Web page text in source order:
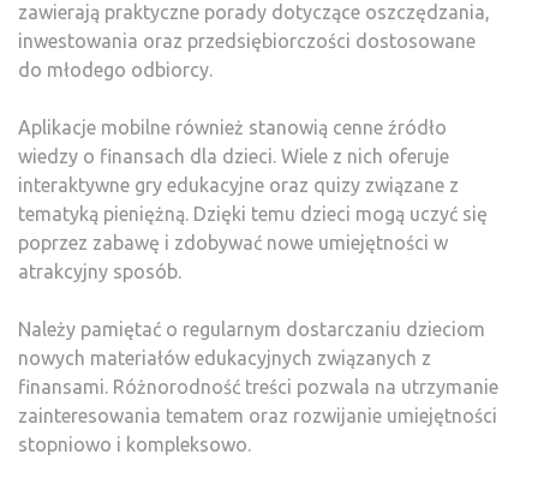
zawierają praktyczne porady dotyczące oszczędzania,
inwestowania oraz przedsiębiorczości dostosowane
do młodego odbiorcy.
Aplikacje mobilne również stanowią cenne źródło
wiedzy o finansach dla dzieci. Wiele z nich oferuje
interaktywne gry edukacyjne oraz quizy związane z
tematyką pieniężną. Dzięki temu dzieci mogą uczyć się
poprzez zabawę i zdobywać nowe umiejętności w
atrakcyjny sposób.
Należy pamiętać o regularnym dostarczaniu dzieciom
nowych materiałów edukacyjnych związanych z
finansami. Różnorodność treści pozwala na utrzymanie
zainteresowania tematem oraz rozwijanie umiejętności
stopniowo i kompleksowo.